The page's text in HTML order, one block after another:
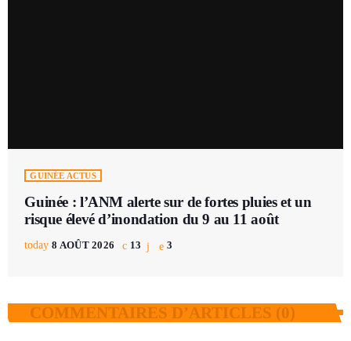
GUINÉE ACTUS
Guinée : l’ANM alerte sur de fortes pluies et un
risque élevé d’inondation du 9 au 11 août
today 8 AOÛT 2026 13 3
COMMENTAIRES D’ARTICLES (0)